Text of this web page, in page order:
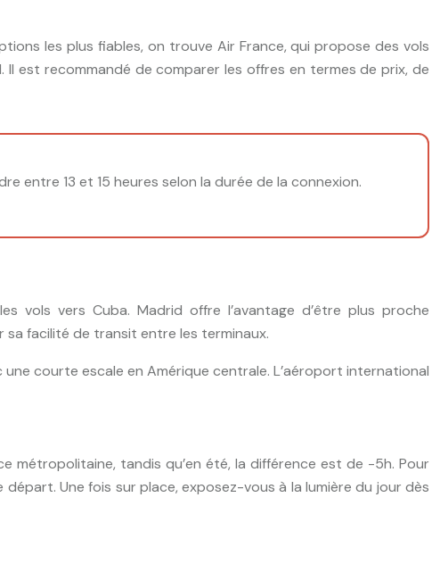
les plus fiables, on trouve Air France, qui propose des vols
est recommandé de comparer les offres en termes de prix, de
entre 13 et 15 heures selon la durée de la connexion.
vols vers Cuba. Madrid offre l’avantage d’être plus proche
facilité de transit entre les terminaux.
courte escale en Amérique centrale. L’aéroport international
métropolitaine, tandis qu’en été, la différence est de -5h. Pour
Une fois sur place, exposez-vous à la lumière du jour dès